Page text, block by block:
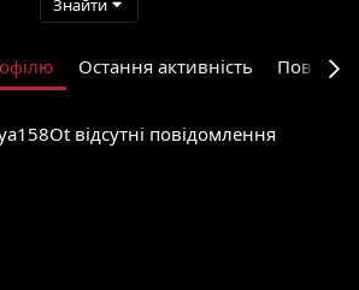
Знайти
Остання активність
відсутні повідомлення